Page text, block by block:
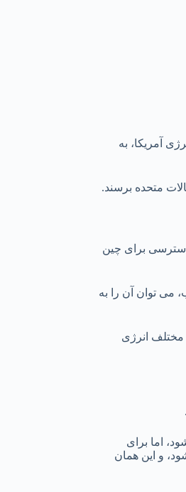
آمریکا، به
متحده برسند.
دسترسی برای چین
می توان آن را به
مختلف انرژی
اما برای
و این همان